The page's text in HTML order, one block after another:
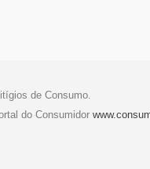
de Consumo.
do Consumidor